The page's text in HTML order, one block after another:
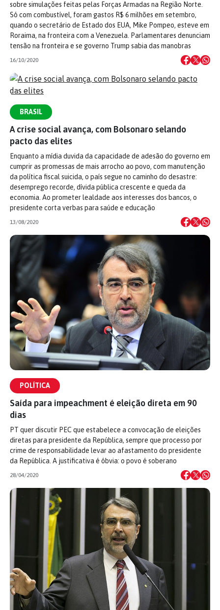
sobre simulações feitas pelas Forças Armadas na Região Norte.
Só com combustível, foram gastos R$ 6 milhões em setembro,
quando o secretário de Estado dos EUA, Mike Pompeo, esteve em
Roraima, na fronteira com a Venezuela. Parlamentares denunciam
tensão na fronteira e se governo Trump sabia das manobras
16/10/2020
BRASIL
A crise social avança, com Bolsonaro selando
pacto das elites
Enquanto a mídia duvida da capacidade de adesão do governo em
cumprir as promessas de mais arrocho ao povo, com manutenção
da política fiscal suicida, o país segue no caminho do desastre:
desemprego recorde, dívida pública crescente e queda da
economia. Ao prometer lealdade aos interesses dos bancos, o
presidente corta verbas para saúde e educação
13/08/2020
POLÍTICA
Saída para impeachment é eleição direta em 90
dias
PT quer discutir PEC que estabelece a convocação de eleições
diretas para presidente da República, sempre que processo por
crime de responsabilidade levar ao afastamento do presidente
da República. A justificativa é óbvia: o povo é soberano
28/04/2020